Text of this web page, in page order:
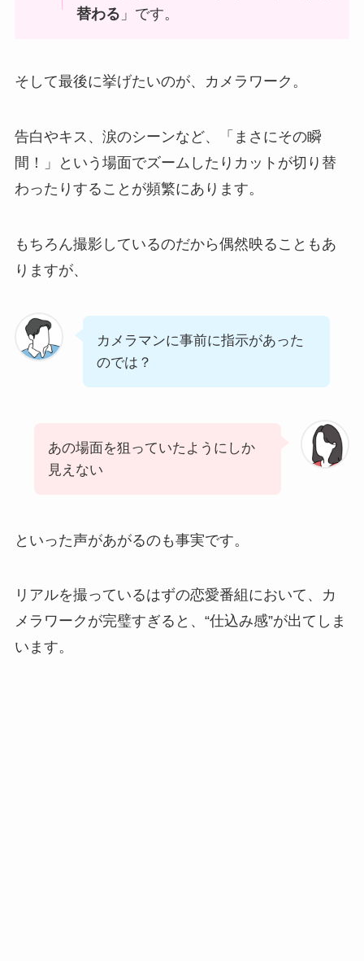
替わる 」です。
そして最後に挙げたいのが、カメラワーク。
告白やキス、涙のシーンなど、「まさにその瞬
間！」という場面でズームしたりカットが切り替
わったりすることが頻繁にあります。
もちろん撮影しているのだから偶然映ることもあ
りますが、
カメラマンに事前に指示があった
のでは？
あの場面を狙っていたようにしか
見えない
といった声があがるのも事実です。
リアルを撮っているはずの恋愛番組において、カ
メラワークが完璧すぎると、“仕込み感”が出てしま
います。